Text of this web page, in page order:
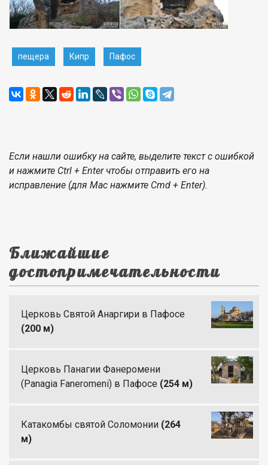
пещера Кипр Пафос
Если нашли ошибку на сайте, выделите текст с ошибкой
и нажмите Ctrl + Enter чтобы отправить его на
исправление (для Mac нажмите Cmd + Enter).
Ближайшие
достопримечательности
Церковь Святой Анаргири в Пафосе
(200 м)
Церковь Панагии Фанеромени
(Panagia Faneromeni) в Пафосе (254 м)
Катакомбы святой Соломонии (264
м)